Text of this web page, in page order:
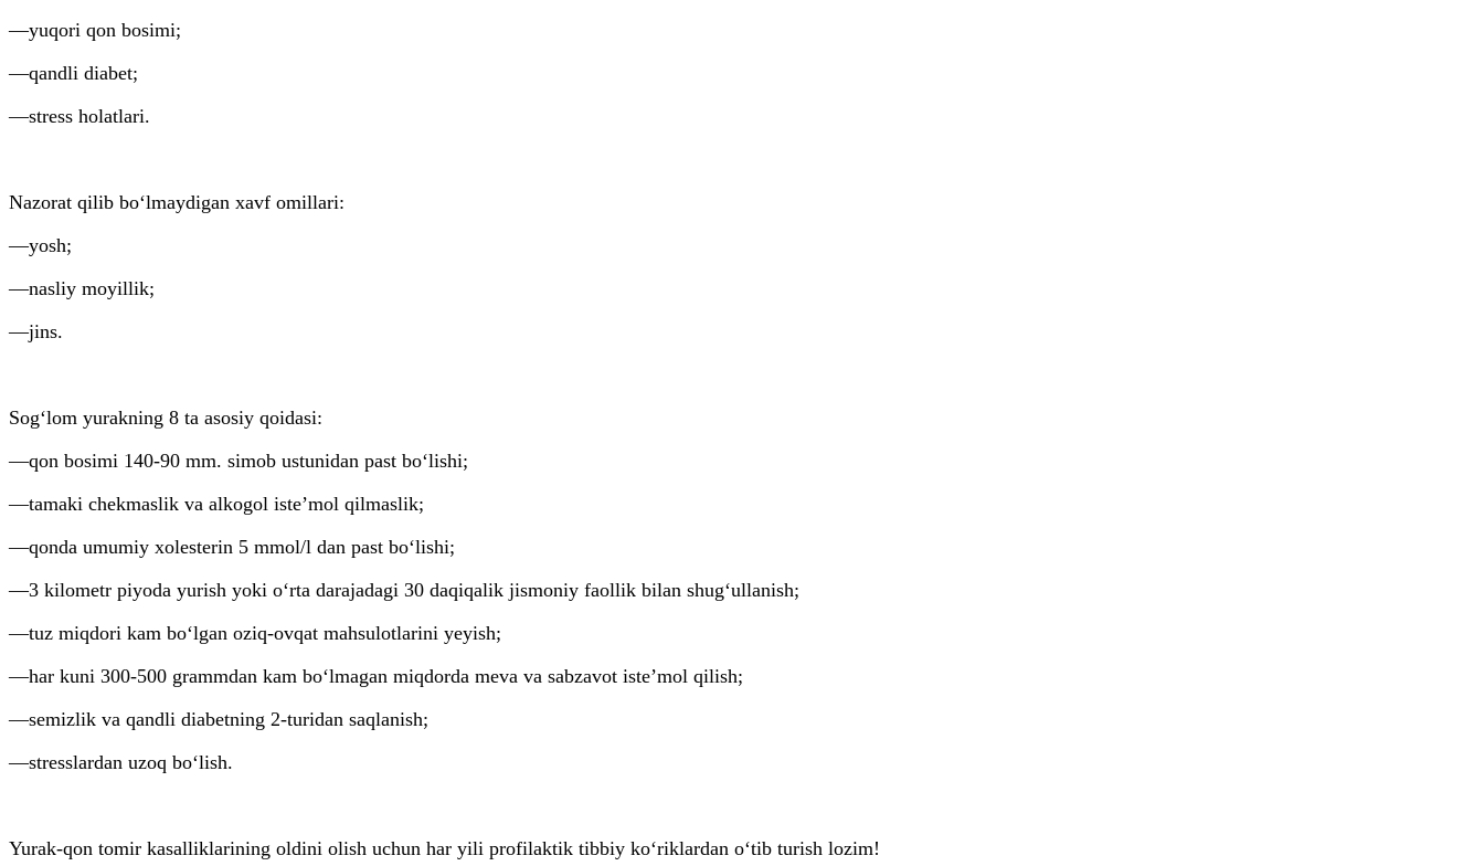
—yuqori qon bosimi;
—qandli diabet;
—stress holatlari.
Nazorat qilib bo‘lmaydigan xavf omillari:
—yosh;
—nasliy moyillik;
—jins.
Sog‘lom yurakning 8 ta asosiy qoidasi:
—qon bosimi 140-90 mm. simob ustunidan past bo‘lishi;
—tamaki chekmaslik va alkogol isteʼmol qilmaslik;
—qonda umumiy xolesterin 5 mmol/l dan past bo‘lishi;
—3 kilometr piyoda yurish yoki o‘rta darajadagi 30 daqiqalik jismoniy faollik bilan shug‘ullanish;
—tuz miqdori kam bo‘lgan oziq-ovqat mahsulotlarini yeyish;
—har kuni 300-500 grammdan kam bo‘lmagan miqdorda meva va sabzavot isteʼmol qilish;
—semizlik va qandli diabetning 2-turidan saqlanish;
—stresslardan uzoq bo‘lish.
Yurak-qon tomir kasalliklarining oldini olish uchun har yili profilaktik tibbiy ko‘riklardan o‘tib turish lozim!